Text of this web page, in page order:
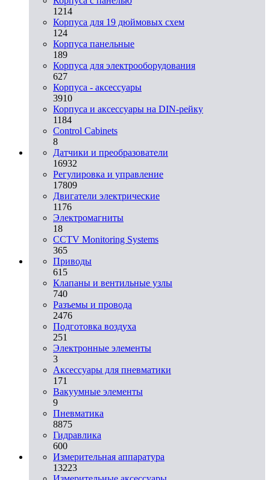
1214
Корпуса для 19 дюймовых схем
124
Корпуса панельные
189
Корпуса для электрооборудования
627
Корпуса - аксессуары
3910
Корпуса и аксессуары на DIN-рейку
1184
Control Cabinets
8
Датчики и преобразователи
16932
Регулировка и управление
17809
Двигатели электрические
1176
Электромагниты
18
CCTV Monitoring Systems
365
Приводы
615
Клапаны и вентильные узлы
740
Разъемы и провода
2476
Подготовка воздуха
251
Электронные элементы
3
Аксессуары для пневматики
171
Вакуумные элементы
9
Пневматика
8875
Гидравлика
600
Измерительная аппаратура
13223